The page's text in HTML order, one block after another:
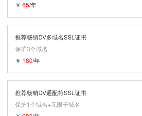
￥ 65/年
推荐畅销DV多域名SSL证书
保护3个域名
￥ 180/年
推荐畅销DV通配符SSL证书
保护1个域名+无限子域名